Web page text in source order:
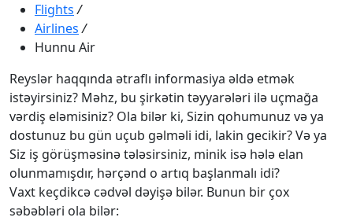
Flights /
Airlines /
Hunnu Air
Reyslər haqqında ətraflı informasiya əldə etmək
istəyirsiniz? Məhz, bu şirkətin təyyarələri ilə uçmağa
vərdiş eləmisiniz? Ola bilər ki, Sizin qohumunuz və ya
dostunuz bu gün uçub gəlməli idi, lakin gecikir? Və ya
Siz iş görüşməsinə tələsirsiniz, minik isə hələ elan
olunmamışdır, hərçənd o artıq başlanmalı idi?
Vaxt keçdikcə cədvəl dəyişə bilər. Bunun bir çox
səbəbləri ola bilər: